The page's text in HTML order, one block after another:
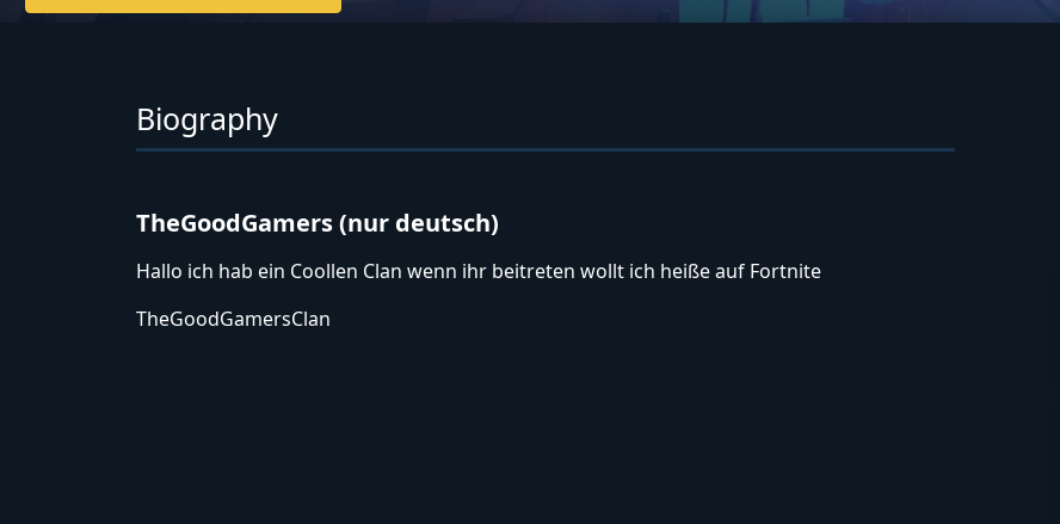
Biography
TheGoodGamers (nur deutsch)
Hallo ich hab ein Coollen Clan wenn ihr beitreten wollt ich heiße auf Fortnite
TheGoodGamersClan